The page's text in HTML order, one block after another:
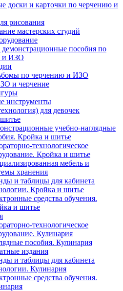
доски и карточки по черчению и
рисования
мастерских студий
пособия по
и ИЗО
по черчению и ИЗО
и черчение
инструменты
для девочек
учебно-наглядные
Кройка и шитье
технологическое
Кройка и шитье
мебель и
хранения
и таблицы для кабинета
Кройка и шитье
средства обучения.
и шитье
технологическое
Кулинария
пособия. Кулинария
издания
и таблицы для кабинета
Кулинария
средства обучения.